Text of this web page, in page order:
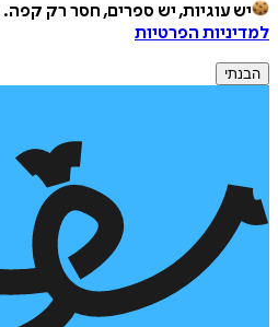
יש עוגיות, יש ספרים, חסר רק קפה.
למדיניות הפרטיות
הבנתי